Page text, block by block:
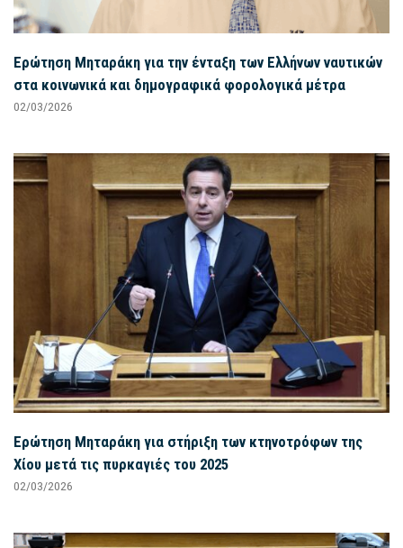
Ερώτηση Μηταράκη για την ένταξη των Ελλήνων ναυτικών
στα κοινωνικά και δημογραφικά φορολογικά μέτρα
02/03/2026
Ερώτηση Μηταράκη για στήριξη των κτηνοτρόφων της
Χίου μετά τις πυρκαγιές του 2025
02/03/2026